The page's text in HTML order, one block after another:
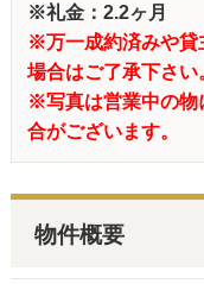
※礼金：2.2ヶ月
※万一成約済みや貸
場合はご了承下さい
※写真は営業中の物
合がございます。
物件概要